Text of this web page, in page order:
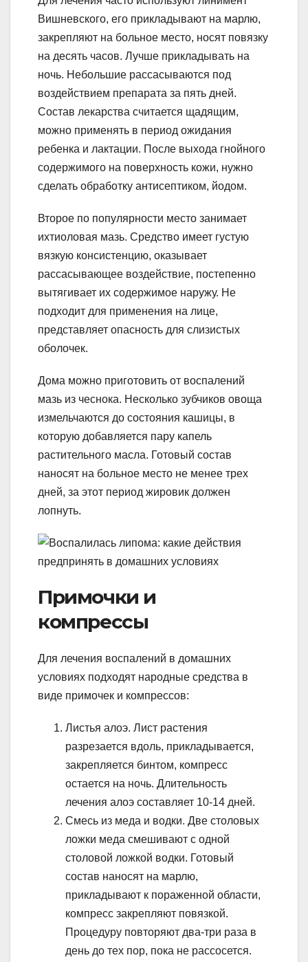
Вишневского, его прикладывают на марлю,
закрепляют на больное место, носят повязку
на десять часов. Лучше прикладывать на
ночь. Небольшие рассасываются под
воздействием препарата за пять дней.
Состав лекарства считается щадящим,
можно применять в период ожидания
ребенка и лактации. После выхода гнойного
содержимого на поверхность кожи, нужно
сделать обработку антисептиком, йодом.
Второе по популярности место занимает
ихтиоловая мазь. Средство имеет густую
вязкую консистенцию, оказывает
рассасывающее воздействие, постепенно
вытягивает их содержимое наружу. Не
подходит для применения на лице,
представляет опасность для слизистых
оболочек.
Дома можно приготовить от воспалений
мазь из чеснока. Несколько зубчиков овоща
измельчаются до состояния кашицы, в
которую добавляется пару капель
растительного масла. Готовый состав
наносят на больное место не менее трех
дней, за этот период жировик должен
лопнуть.
Примочки и
компрессы
Для лечения воспалений в домашних
условиях подходят народные средства в
виде примочек и компрессов:
Листья алоэ. Лист растения
разрезается вдоль, прикладывается,
закрепляется бинтом, компресс
остается на ночь. Длительность
лечения алоэ составляет 10-14 дней.
Смесь из меда и водки. Две столовых
ложки меда смешивают с одной
столовой ложкой водки. Готовый
состав наносят на марлю,
прикладывают к пораженной области,
компресс закрепляют повязкой.
Процедуру повторяют два-три раза в
день до тех пор, пока не рассосется.